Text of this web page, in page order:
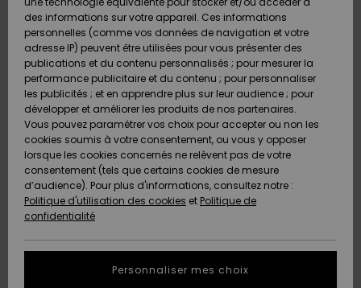
& Tongs
Surf
Snow
Nouveautés
A
Découvrir
& Tongs
Surf
Snow
Nouveautés
A
Découvrir
Découvrir
Snow
SURF
Highlights
Communauté
SNOW
Snow
Shop
Femme
A
Découvrir
Communauté
VENTE
FLASH
Outlet
Femme
Préférences
Langue Et
Région
AIDE &
CONTACT
Paiement
Carte
Cadeau
Quiksilver
Freedom
Protection
des données
des informations sur votre appareil. Ces informations
personnelles (comme vos données de navigation et votre
adresse IP) peuvent être utilisées pour vous présenter des
publications et du contenu personnalisés ; pour mesurer la
performance publicitaire et du contenu ; pour personnaliser
les publicités ; et en apprendre plus sur leur audience ; pour
développer et améliorer les produits de nos partenaires.
Vous pouvez paramétrer vos choix pour accepter ou non les
cookies soumis à votre consentement, ou vous y opposer
lorsque les cookies concernés ne relèvent pas de votre
consentement (tels que certains cookies de mesure
d’audience). Pour plus d'informations, consultez notre :
Politique d'utilisation des cookies et Politique de
confidentialité
Personnaliser mes choix